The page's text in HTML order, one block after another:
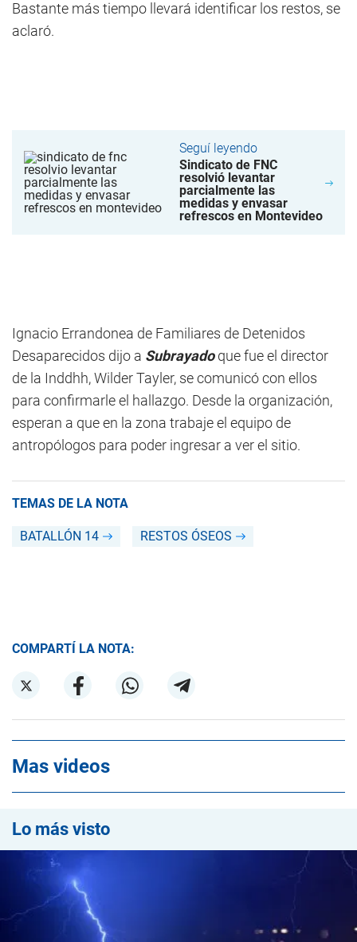
Bastante más tiempo llevará identificar los restos, se
aclaró.
Seguí leyendo
Sindicato de FNC
resolvió levantar
parcialmente las
medidas y envasar
refrescos en Montevideo
Ignacio Errandonea de Familiares de Detenidos
Desaparecidos dijo a Subrayadoque fue el director
de la Inddhh, Wilder Tayler, se comunicó con ellos
para confirmarle el hallazgo. Desde la organización,
esperan a que en la zona trabaje el equipo de
antropólogos para poder ingresar a ver el sitio.
TEMAS DE LA NOTA
BATALLÓN 14 RESTOS ÓSEOS
COMPARTÍ LA NOTA:
Mas videos
Lo más visto